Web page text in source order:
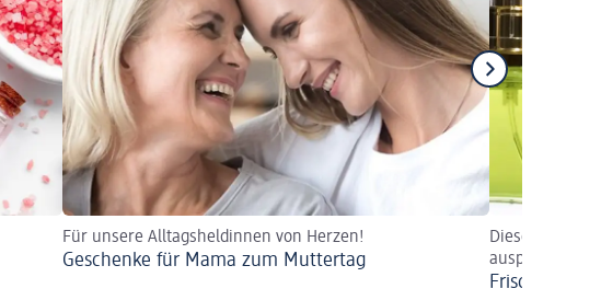
Für unsere Alltagsheldinnen von Herzen!
Geschenke für Mama zum Muttertag
Diese
ausprobieren!
Frische